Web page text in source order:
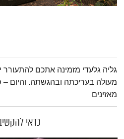
תמצית הפודקאסט
גליה גלעדי מזמינה אתכם להתעורר
מעולה בעריכתה ובהגשתה. והיום –
מאזינים
כדאי